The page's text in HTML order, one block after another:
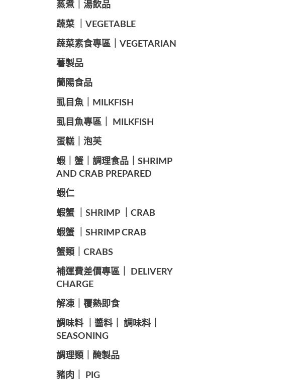
️蒸煮｜湯飲品
蔬菜 ｜VEGETABLE
蔬菜素食專區｜VEGETARIAN
️薯製品
蘭陽食品
️虱目魚｜MILKFISH
️虱目魚專區｜ MILKFISH
️蛋糕｜泡芙
️蝦｜蟹｜調理食品｜SHRIMP
AND CRAB PREPARED
️蝦仁
️蝦蟹 ｜SHRIMP ｜CRAB
️蝦蟹 ｜SHRIMP CRAB
️蟹類｜CRABS
️補運費差價專區｜ DELIVERY
CHARGE
️解凍｜覆熱即食
️調味料 ｜醬料｜ 調味料｜
SEASONING
️調理類｜醃製品
豬肉｜ PIG